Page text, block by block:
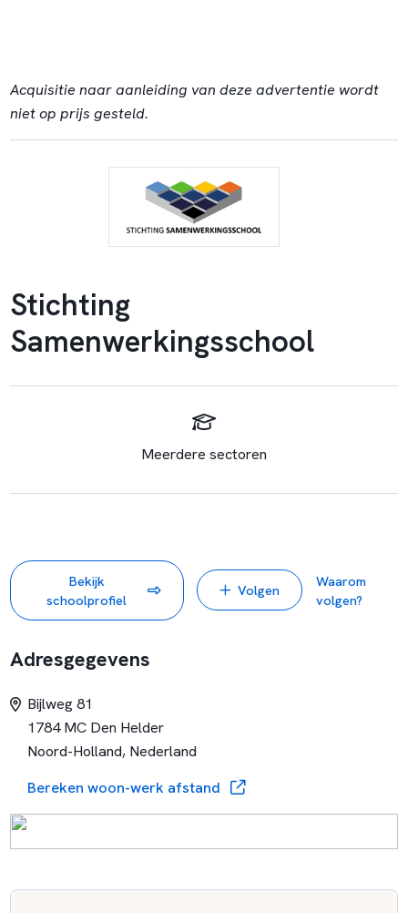
Acquisitie naar aanleiding van deze advertentie wordt
niet op prijs gesteld.
Stichting
Samenwerkingsschool
Meerdere sectoren
Bekijk
schoolprofiel
Volgen
Waarom
volgen?
Adresgegevens
Bijlweg 81
1784 MC Den Helder
Noord-Holland, Nederland
Bereken woon-werk afstand